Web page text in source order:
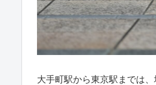
大手町駅から東京駅までは